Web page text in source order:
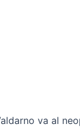
va al